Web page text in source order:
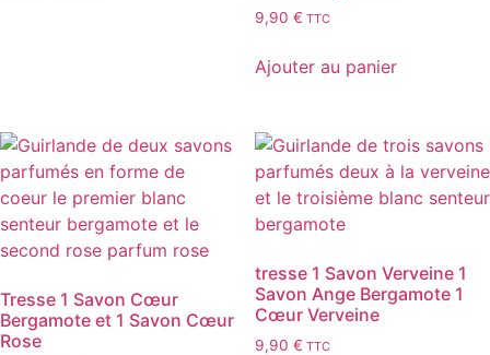
9,90 € TTC
Ajouter au panier
Tresse 1 Savon Cœur
Bergamote et 1 Savon Cœur
Rose
tresse 1 Savon Verveine 1
Savon Ange Bergamote 1
Cœur Verveine
9,90 € TTC